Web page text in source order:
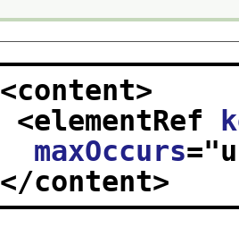
<content>
<elementRef
maxOccurs="
</content>